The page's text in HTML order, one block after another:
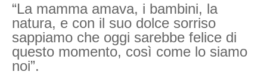
“La mamma amava, i bambini, la
natura, e con il suo dolce sorriso
sappiamo che oggi sarebbe felice di
questo momento, così come lo siamo
noi”.